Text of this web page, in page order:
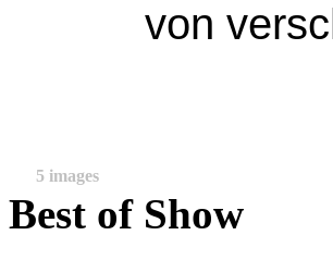
von
5 images
Best of Show